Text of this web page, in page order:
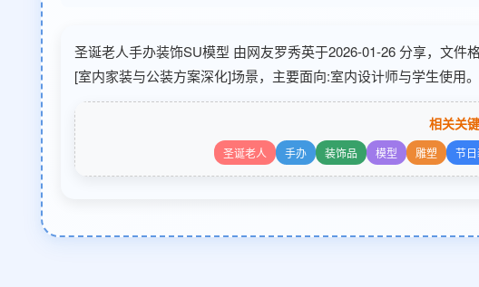
圣诞老人手办装饰SU模型 由网友罗秀英于2026-01-26 分享，文
[室内家装与公装方案深化]场景，主要面向:室内设计师与学生使用
相关关
圣诞老人 手办 装饰品 模型 雕塑 节